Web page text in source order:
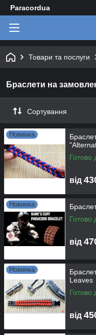
Paracordua
Товари та послуги
Браслети на
Сортування
Новинка
Готово
від
Новинка
Готово
від
Новинка
Leaves
Готово
від